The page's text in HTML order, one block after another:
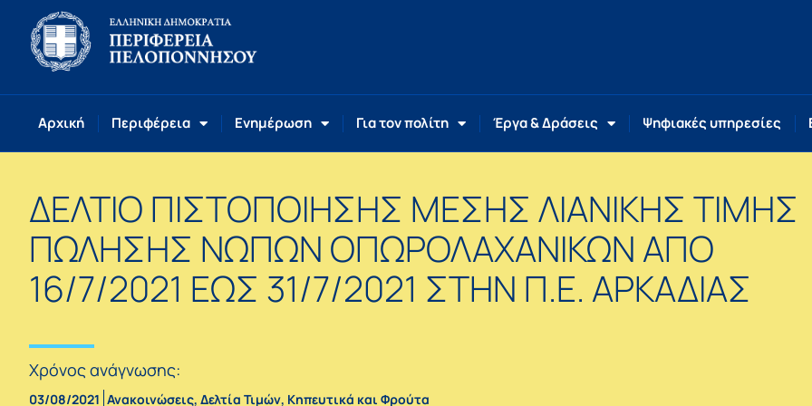
Αρχική Περιφέρεια Ενημέρωση Για τον πολίτη Έργα & Δράσεις Ψηφιακές υπηρεσίες
ΔΕΛΤΙΟ ΠΙΣΤΟΠΟΙΗΣΗΣ ΜΕΣΗΣ ΛΙΑΝΙΚΗΣ ΤΙΜΗΣ
ΠΩΛΗΣΗΣ ΝΩΠΩΝ ΟΠΩΡΟΛΑΧΑΝΙΚΩΝ ΑΠΟ
16/7/2021 ΕΩΣ 31/7/2021 ΣΤΗΝ Π.Ε. ΑΡΚΑΔΙΑΣ
Χρόνος ανάγνωσης:
03/08/2021 Ανακοινώσεις, Δελτία Τιμών, Κηπευτικά και Φρούτα